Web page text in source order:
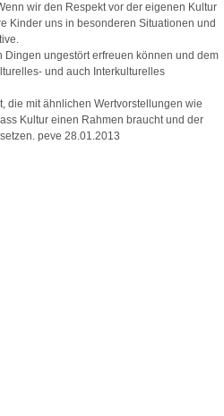
wir den Respekt vor der eigenen Kultur
Kinder uns in besonderen Situationen und
ungestört erfreuen können und dem
und auch Interkulturelles
die mit ähnlichen Wertvorstellungen wie
Kultur einen Rahmen braucht und der
peve 28.01.2013